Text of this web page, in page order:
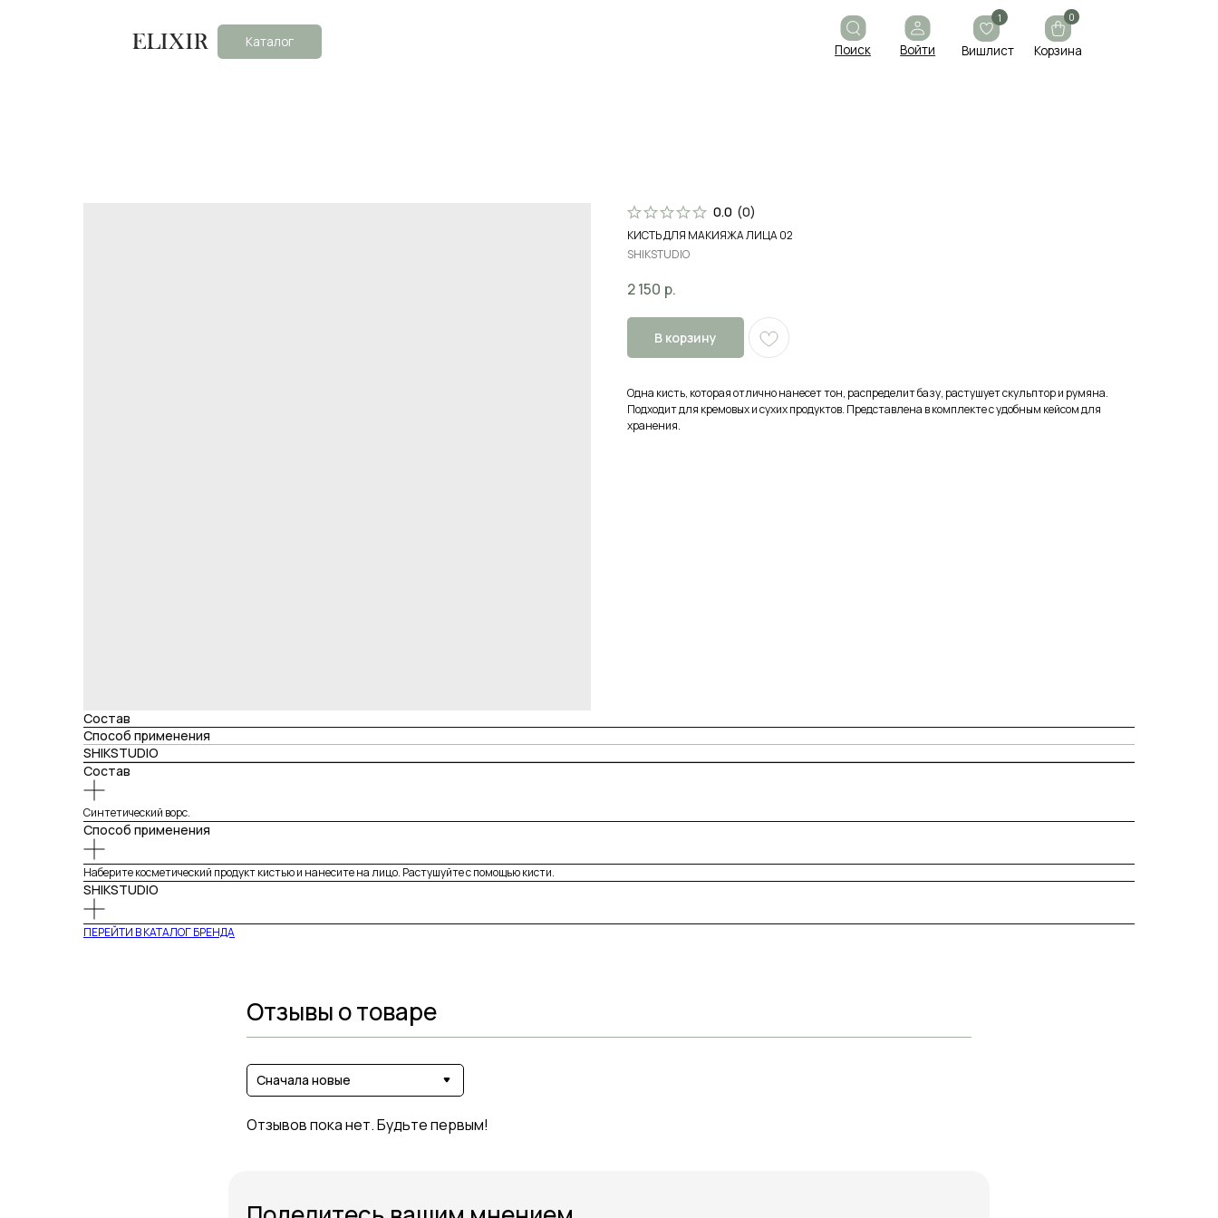
Каталог Войти Корзина
Вишлист
0.0 (0)
КИСТЬ ДЛЯ МАКИЯЖА ЛИЦА 02
SHIKSTUDIO
2 150 р.
В корзину
Одна кисть, которая отлично нанесет тон, распределит базу, растушует скульптор и румяна.
Подходит для кремовых и сухих продуктов. Представлена в комплекте с удобным кейсом для
хранения.
Состав
Способ применения
SHIKSTUDIO
Состав
Синтетический ворс.
Способ применения
Наберите косметический продукт кистью и нанесите на лицо. Растушуйте с помощью кисти.
SHIKSTUDIO
ПЕРЕЙТИ В КАТАЛОГ БРЕНДА
Отзывы о товаре
Сначала новые
Отзывов пока нет. Будьте первым!